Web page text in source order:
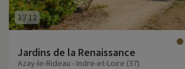
1 /12
Jardins de la Renaissance
Azay-le-Rideau - Indre-et-Loire (37)